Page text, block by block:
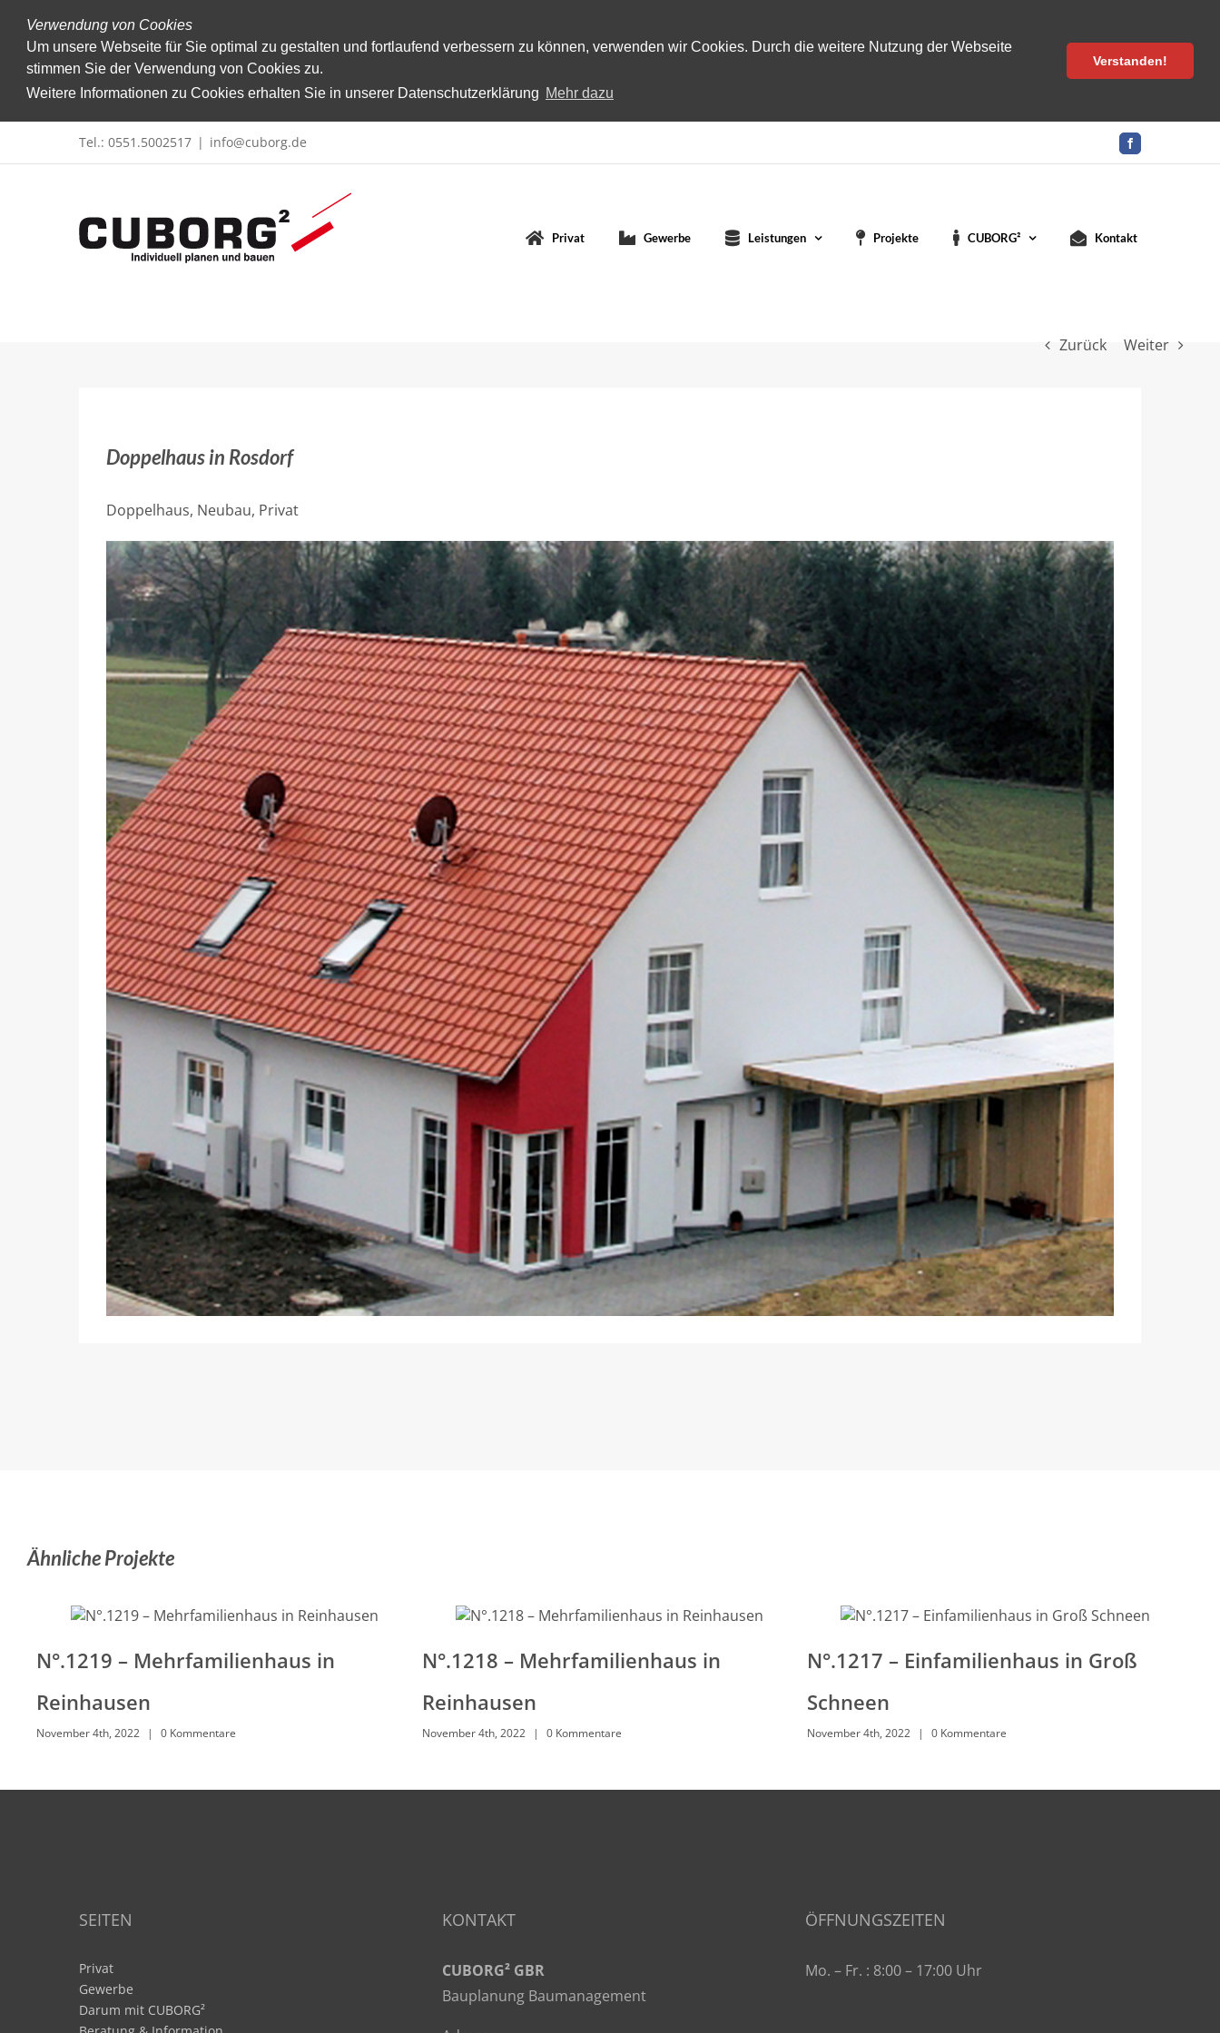
Verwendung von Cookies
Um unsere Webseite für Sie optimal zu gestalten und fortlaufend verbessern zu können, verwenden wir Cookies. Durch die weitere Nutzung der Webseite
stimmen Sie der Verwendung von Cookies zu.
Weitere Informationen zu Cookies erhalten Sie in unserer Datenschutzerklärung Mehr dazu
Verstanden!
Inhalt
Tel.: 0551.5002517 | info@cuborg.de Facebook
Privat Gewerbe Leistungen Projekte CUBORG² Kontakt
Zurück Weiter
Doppelhaus in Rosdorf
Doppelhaus, Neubau, Privat
Ähnliche Projekte
N°.1219 – Mehrfamilienhaus in
Reinhausen
November 4th, 2022 | 0 Kommentare
N°.1218 – Mehrfamilienhaus in
Reinhausen
November 4th, 2022 | 0 Kommentare
N°.1217 – Einfamilienhaus in Groß
Schneen
November 4th, 2022 | 0 Kommentare
SEITEN
Privat
Gewerbe
Darum mit CUBORG²
KONTAKT
CUBORG² GBR
Bauplanung Baumanagement
ÖFFNUNGSZEITEN
Mo. – Fr. : 8:00 – 17:00 Uhr